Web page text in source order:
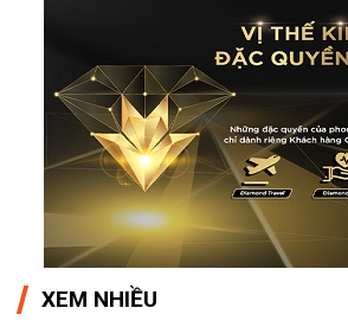
XEM NHIỀU